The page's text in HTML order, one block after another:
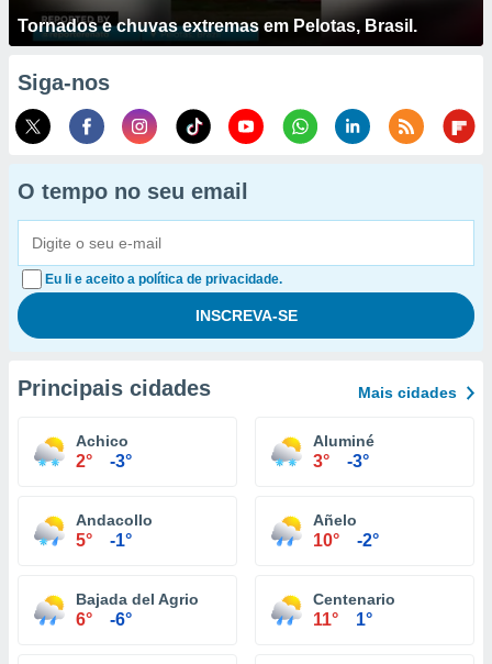
Tornados e chuvas extremas em Pelotas, Brasil.
Siga-nos
O tempo no seu email
Eu li e aceito a política de privacidade.
Principais cidades Mais cidades
Achico
2° -3°
Aluminé
3° -3°
Andacollo
5° -1°
Añelo
10° -2°
Bajada del Agrio
6° -6°
Centenario
11° 1°